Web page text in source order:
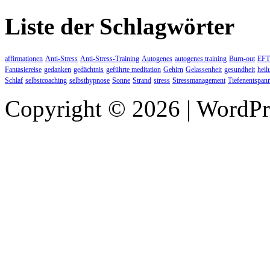
Liste der Schlagwörter
affirmationen Anti-Stress Anti-Stress-Training Autogenes autogenes training Burn-out EFT
Fantasiereise gedanken gedächtnis geführte meditation Gehirn Gelassenheit gesundheit
Schlaf selbstcoaching selbsthypnose Sonne Strand stress Stressmanagement
Copyright © 2026 |